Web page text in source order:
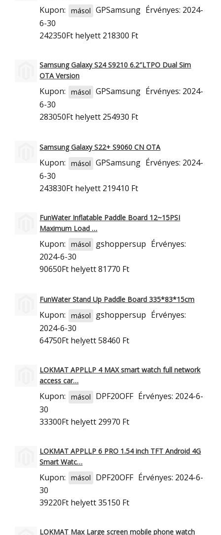
Kupon: másol GPSamsung Érvényes: 2024-
6-30
242350Ft helyett 218300 Ft
Samsung Galaxy S24 S9210 6.2″LTPO Dual Sim
OTA Version
Kupon: másol GPSamsung Érvényes: 2024-
6-30
283050Ft helyett 254930 Ft
Samsung Galaxy S22+ S9060 CN OTA
Kupon: másol GPSamsung Érvényes: 2024-
6-30
243830Ft helyett 219410 Ft
FunWater Inflatable Paddle Board 12~15PSI
Maximum Load …
Kupon: másol gshoppersup Érvényes:
2024-6-30
90650Ft helyett 81770 Ft
FunWater Stand Up Paddle Board 335*83*15cm
Kupon: másol gshoppersup Érvényes:
2024-6-30
64750Ft helyett 58460 Ft
LOKMAT APPLLP 4 MAX smart watch full network
access car…
Kupon: másol DPF20OFF Érvényes: 2024-6-
30
33300Ft helyett 29970 Ft
LOKMAT APPLLP 6 PRO 1.54 inch TFT Android 4G
Smart Watc…
Kupon: másol DPF20OFF Érvényes: 2024-6-
30
39220Ft helyett 35150 Ft
LOKMAT Max Large screen mobile phone watch